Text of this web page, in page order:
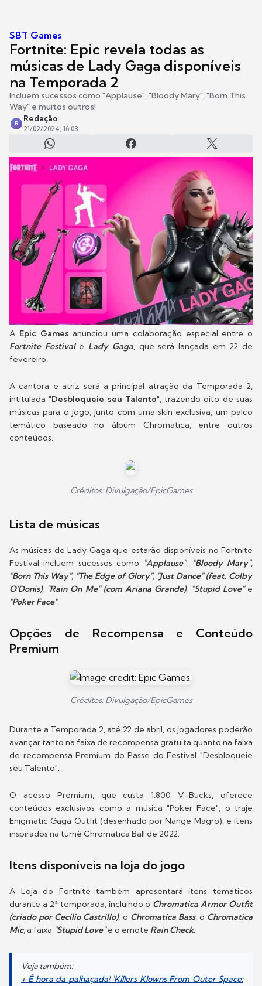
SBT Games
Fortnite: Epic revela todas as
músicas de Lady Gaga disponíveis
na Temporada 2
Incluem sucessos como "Applause", "Bloody Mary", "Born This
Way" e muitos outros!
R
Redação
21/02/2024, 16:08
A Epic Games anunciou uma colaboração especial entre o
Fortnite Festivale Lady Gaga, que será lançada em 22 de
fevereiro.
A cantora e atriz será a principal atração da Temporada 2,
intitulada "Desbloqueie seu Talento", trazendo oito de suas
músicas para o jogo, junto com uma skin exclusiva, um palco
temático baseado no álbum Chromatica, entre outros
conteúdos.
Créditos: Divulgação/EpicGames
Lista de músicas
As músicas de Lady Gaga que estarão disponíveis no Fortnite
Festival incluem sucessos como "Applause", "Bloody Mary",
"Born This Way", "The Edge of Glory", "Just Dance" (feat. Colby
O'Donis), "Rain On Me" (com Ariana Grande), "Stupid Love"e
"Poker Face".
Opções de Recompensa e Conteúdo
Premium
Créditos: Divulgação/EpicGames
Durante a Temporada 2, até 22 de abril, os jogadores poderão
avançar tanto na faixa de recompensa gratuita quanto na faixa
de recompensa Premium do Passe do Festival "Desbloqueie
seu Talento".
O acesso Premium, que custa 1.800 V-Bucks, oferece
conteúdos exclusivos como a música "Poker Face", o traje
Enigmatic Gaga Outfit (desenhado por Nange Magro), e itens
inspirados na turnê Chromatica Ball de 2022.
Itens disponíveis na loja do jogo
A Loja do Fortnite também apresentará itens temáticos
durante a 2ª temporada, incluindo o Chromatica Armor Outfit
(criado por Cecilio Castrillo), o Chromatica Bass, o Chromatica
Mic, a faixa "Stupid Love"e o emote Rain Check.
Veja também:
+ É hora da palhaçada! 'Killers Klowns From Outer Space: